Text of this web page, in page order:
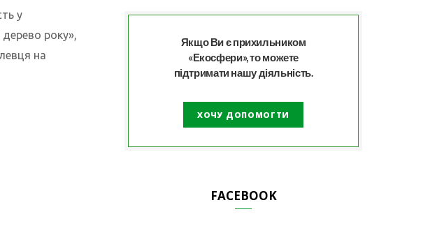
у
року»,
на
Якщо Ви є прихильником
«Екосфери», то можете
підтримати нашу діяльність.
ХОЧУ ДОПОМОГТИ
FACEBOOK